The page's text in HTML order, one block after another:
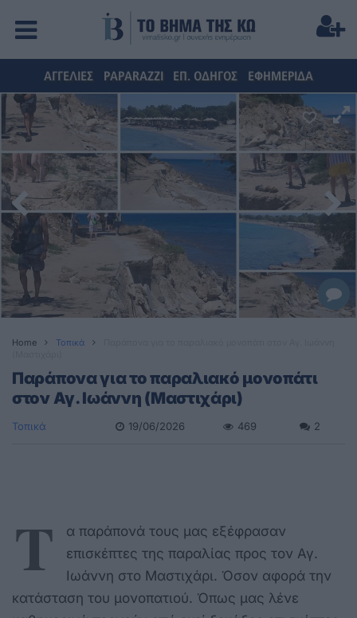
ΑΓΓΕΛΙΕΣ PAPARAZZI ΕΠ. ΟΔΗΓΟΣ ΕΦΗΜΕΡΙΔΑ
Home Τοπικά
Παράπονα για το παραλιακό μονοπάτι
στον Αγ. Ιωάννη (Μαστιχάρι)
Τοπικά 19/06/2026 469 2
Τ
α παράπονά τους μας εξέφρασαν
επισκέπτες της παραλίας προς τον Αγ.
Ιωάννη στο Μαστιχάρι. Όσον αφορά την
κατάσταση του μονοπατιού. Όπως μας λένε